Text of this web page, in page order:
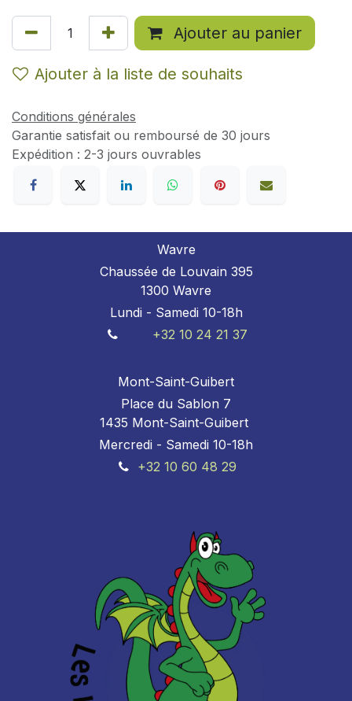
Ajouter au panier
Ajouter à la liste de souhaits
Conditions générales
Garantie satisfait ou remboursé de 30 jours
Expédition : 2-3 jours ouvrables
Wavre
Chaussée de Louvain 395
1300 Wavre
Lundi - Samedi 10-18h
+32 10 24 21 37
Mont-Saint-Guibert
Place du Sablon 7
1435 Mont-Saint-Guibert
Mercredi - Samedi 10-18h
+32 10 60 48 29